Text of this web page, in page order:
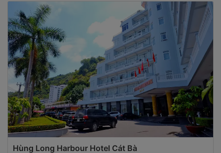
Hùng Long Harbour Hotel Cát Bà